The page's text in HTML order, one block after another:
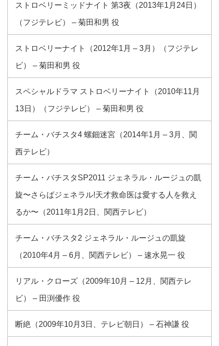
ストロベリーミッドナイト 第3夜（2013年1月24日）
（フジテレビ） – 菊田和男 役
ストロベリーナイト（2012年1月 – 3月）（フジテレ
ビ） – 菊田和男 役
スペシャルドラマ ストロベリーナイト（2010年11月
13日）（フジテレビ） – 菊田和男 役
チーム・バチスタ4 螺鈿迷宮（2014年1月 – 3月、関
西テレビ）
チーム・バチスタSP2011 ジェネラル・ルージュの凱
旋〜さらばジェネラル!天才救命医は愛する人を救え
るか〜（2011年1月2日、関西テレビ）
チーム・バチスタ2 ジェネラル・ルージュの凱旋
（2010年4月 – 6月、関西テレビ） – 速水晃一 役
リアル・クローズ（2009年10月 – 12月、関西テレ
ビ） – 田渕優作 役
断絶（2009年10月3日、テレビ朝日） – 石神謙 役